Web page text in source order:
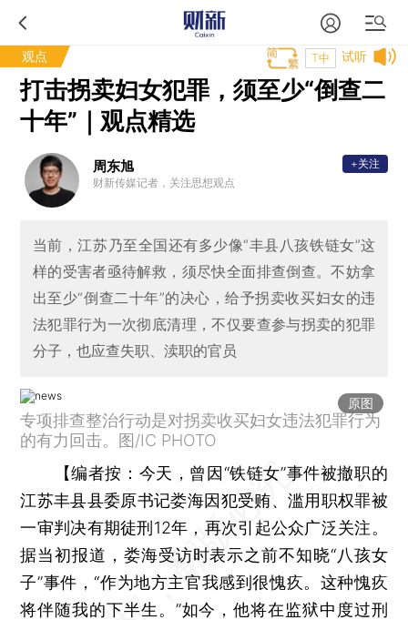
观点 试听
T中
打击拐卖妇女犯罪，须至少“倒查二
十年”｜观点精选
周东旭
财新传媒记者，关注思想观点
+关注
当前，江苏乃至全国还有多少像“丰县八孩铁链女”这
样的受害者亟待解救，须尽快全面排查倒查。不妨拿
出至少“倒查二十年”的决心，给予拐卖收买妇女的违
法犯罪行为一次彻底清理，不仅要查参与拐卖的犯罪
分子，也应查失职、渎职的官员
原图
专项排查整治行动是对拐卖收买妇女违法犯罪行为
的有力回击。图/IC PHOTO
【编者按： 今天，曾因“铁链女”事件被撤职的
江苏丰县县委原书记娄海因犯受贿、滥用职权罪被
一审判决有期徒刑12年，再次引起公众广泛关注。
据当初报道，娄海受访时表示之前不知晓“八孩女
子”事件，“作为地方主官我感到很愧疚。这种愧疚
将伴随我的下半生。”如今，他将在监狱中度过刑